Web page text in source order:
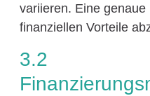
variieren. Eine
finanziellen Vorteile
3.2